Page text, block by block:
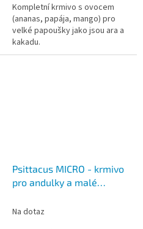
Kompletní krmivo s ovocem
(ananas, papája, mango) pro
velké papoušky jako jsou ara a
kakadu.
Psittacus MICRO - krmivo
pro andulky a malé
Na dotaz